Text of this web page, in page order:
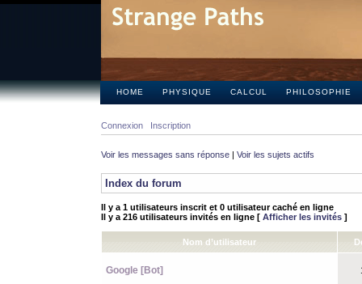
HOME PHYSIQUE CALCUL PHILOSOPHIE
Connexion Inscription
Voir les messages sans réponse | Voir les sujets actifs
Index du forum
Il y a 1 utilisateurs inscrit et 0 utilisateur caché en ligne
Il y a 216 utilisateurs invités en ligne [ Afficher les invités ]
Nom d’utilisateur
Google [Bot]